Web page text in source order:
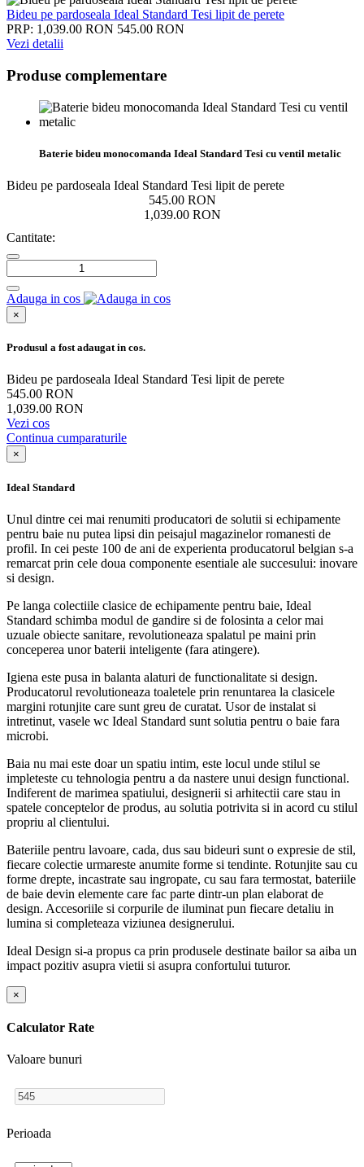
Bideu pe pardoseala Ideal Standard Tesi lipit de perete
PRP: 1,039.00 RON 545.00 RON
Vezi detalii
Produse complementare
Baterie bideu monocomanda Ideal Standard Tesi cu ventil metalic
Bideu pe pardoseala Ideal Standard Tesi lipit de perete
545.00 RON
1,039.00 RON
Cantitate:
Adauga in cos
×
Produsul a fost adaugat in cos.
Bideu pe pardoseala Ideal Standard Tesi lipit de perete
545.00 RON
1,039.00 RON
Vezi cos
Continua cumparaturile
×
Ideal Standard
Unul dintre cei mai renumiti producatori de solutii si echipamente
pentru baie nu putea lipsi din peisajul magazinelor romanesti de
profil. In cei peste 100 de ani de experienta producatorul belgian s-a
remarcat prin cele doua componente esentiale ale succesului: inovare
si design.
Pe langa colectiile clasice de echipamente pentru baie, Ideal
Standard schimba modul de gandire si de folosinta a celor mai
uzuale obiecte sanitare, revolutioneaza spalatul pe maini prin
conceperea unor baterii inteligente (fara atingere).
Igiena este pusa in balanta alaturi de functionalitate si design.
Producatorul revolutioneaza toaletele prin renuntarea la clasicele
margini rotunjite care sunt greu de curatat. Usor de instalat si
intretinut, vasele wc Ideal Standard sunt solutia pentru o baie fara
microbi.
Baia nu mai este doar un spatiu intim, este locul unde stilul se
impleteste cu tehnologia pentru a da nastere unui design functional.
Indiferent de marimea spatiului, designerii si arhitectii care stau in
spatele conceptelor de produs, au solutia potrivita si in acord cu stilul
propriu al clientului.
Bateriile pentru lavoare, cada, dus sau bideuri sunt o expresie de stil,
fiecare colectie urmareste anumite forme si tendinte. Rotunjite sau cu
forme drepte, incastrate sau ingropate, cu sau fara termostat, bateriile
de baie devin elemente care fac parte dintr-un plan elaborat de
design. Accesoriile si corpurile de iluminat pun fiecare detaliu in
lumina si completeaza viziunea designerului.
Ideal Design si-a propus ca prin produsele destinate bailor sa aiba un
impact pozitiv asupra vietii si asupra confortului tuturor.
×
Calculator Rate
Valoare bunuri
Perioada